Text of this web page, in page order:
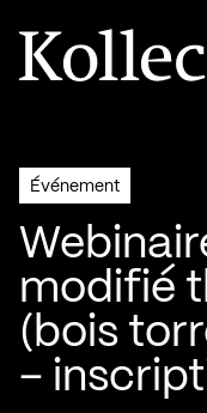
Aller à la page
Logo Kollectif
Événement
modifié
(bois
–